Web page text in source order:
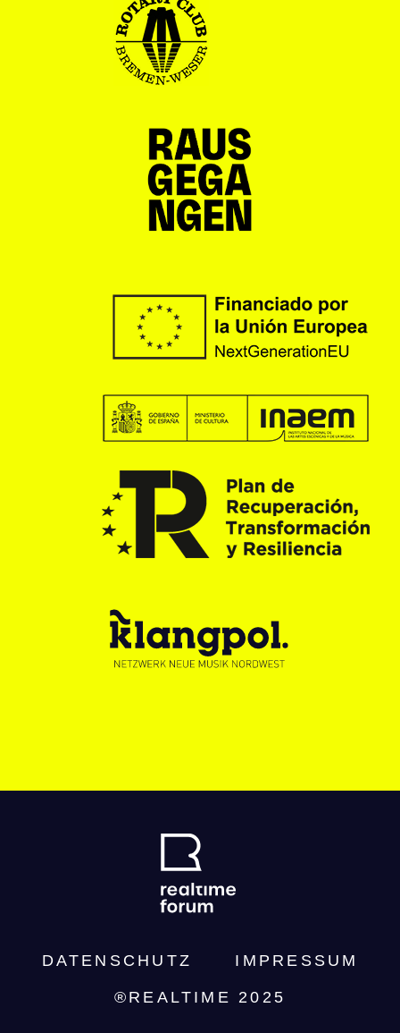
DATENSCHUTZ­ IMPRESSUM
®REALTIME 2025